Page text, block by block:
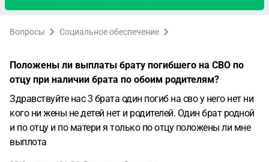
Вопросы Социальное обеспечение
Положены ли выплаты брату погибшего на СВО по
отцу при наличии брата по обоим родителям?
Здравствуйте нас 3 брата один погиб на сво у него нет ни
кого ни жены не детей нет и родителей. Один брат родной
и по отцу и по матери я только по отцу положены ли мне
выплота